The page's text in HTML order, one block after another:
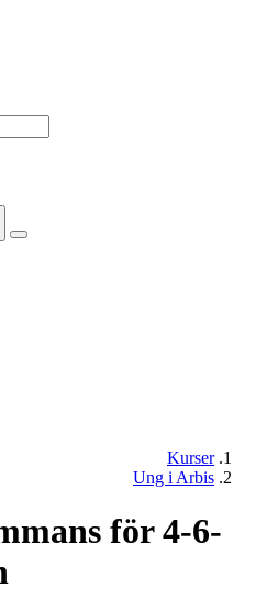
Kurser
Ung i Arbis
för 4-6-